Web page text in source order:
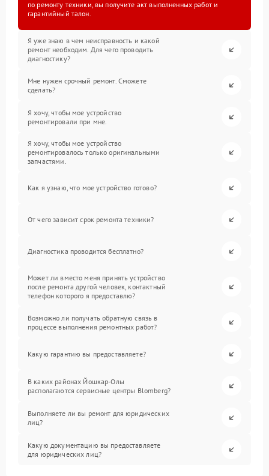
по ремонту техники, вы получите акт выполненных работ и
гарантийный талон.
Я уже знаю в чем неисправность и какой
ремонт необходим. Для чего проводить
диагностику?
Мне нужен срочный ремонт. Сможете
сделать?
Я хочу, чтобы мое устройство
ремонтировали при мне.
Я хочу, чтобы мое устройство
ремонтировалось только оригинальными
запчастями.
Как я узнаю, что мое устройство готово?
От чего зависит срок ремонта техники?
Диагностика проводится бесплатно?
Может ли вместо меня принять устройство
после ремонта другой человек, контактный
телефон которого я предоставлю?
Возможно ли получать обратную связь в
процессе выполнения ремонтных работ?
Какую гарантию вы предоставляете?
В каких районах Йошкар-Олы
располагаются сервисные центры Blomberg?
Выполняете ли вы ремонт для юридических
лиц?
Какую документацию вы предоставляете
для юридических лиц?